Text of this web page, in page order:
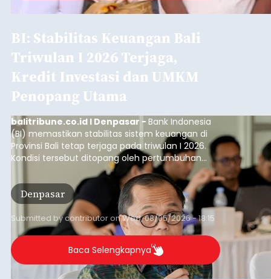
BI: Stabilitas Keuangan Bali
Triwulan I 2026 Terjaga,
Kredit Investasi dan UMKM
Penopang Utama
balitribune.co.id I Denpasar - Bank Indonesia
(BI) memastikan stabilitas sistem keuangan di
Provinsi Bali tetap terjaga pada triwulan I 2026.
Kondisi tersebut ditopang oleh pertumbuhan
penyaluran kredit yang masih positif, terutama
pada sektor-sektor utama penggerak ekonomi
daerah, dengan risiko kredit yang tetap
terkendali.
Denpasar
Submitted bycontributoronWed, 08/05/2026 - 18:15
Baca Selengkapnya